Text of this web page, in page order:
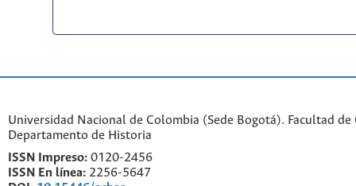
Universidad Nacional de Colombia (Sede Bogotá). Facultad de
Departamento de Historia
ISSN Impreso: 0120-2456
ISSN En línea: 2256-5647